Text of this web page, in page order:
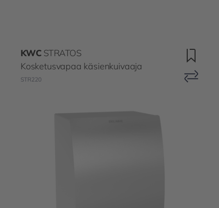
KWC STRATOS
Kosketusvapaa käsienkuivaaja
STR220